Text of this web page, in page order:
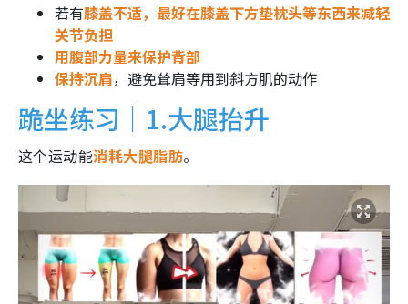
若有膝盖不适，最好在膝盖下方垫枕头等东西来减轻
关节负担
用腹部力量来保护背部
保持沉肩，避免耸肩等用到斜方肌的动作
跪坐练习｜1.大腿抬升
这个运动能消耗大腿脂肪。